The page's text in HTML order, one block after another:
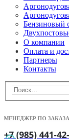
Бензиновый
О компании
Оплата и
Партнеры
Контакты
МЕНЕДЖЕР ПО
+7 (985) 441-